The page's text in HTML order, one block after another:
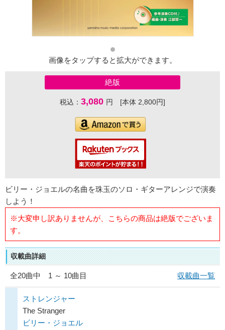
画像をタップすると拡大ができます。
絶版
税込： 3,080 円 [本体 2,800円]
ビリー・ジョエルの名曲を珠玉のソロ・ギターアレンジで演奏
しよう！
※大変申し訳ありませんが、こちらの商品は絶版でございま
す。
収載曲詳細
全20曲中 1 ～ 10曲目 収載曲一覧
ストレンジャー
The Stranger
ビリー・ジョエル